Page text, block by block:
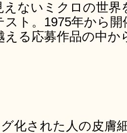
えないミクロの世
スト。1975年から
える応募作品の中
グ化された人の皮膚